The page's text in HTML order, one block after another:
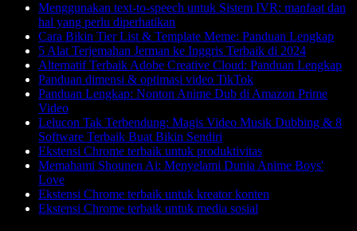
Menggunakan text-to-speech untuk Sistem IVR: manfaat dan
hal yang perlu diperhatikan
Cara Bikin Tier List & Template Meme: Panduan Lengkap
5 Alat Terjemahan Jerman ke Inggris Terbaik di 2024
Alternatif Terbaik Adobe Creative Cloud: Panduan Lengkap
Panduan dimensi & optimasi video TikTok
Panduan Lengkap: Nonton Anime Dub di Amazon Prime
Video
Lelucon Tak Terbendung: Magis Video Musik Dubbing & 8
Software Terbaik Buat Bikin Sendiri
Ekstensi Chrome terbaik untuk produktivitas
Memahami Shounen Ai: Menyelami Dunia Anime Boys'
Love
Ekstensi Chrome terbaik untuk kreator konten
Ekstensi Chrome terbaik untuk media sosial